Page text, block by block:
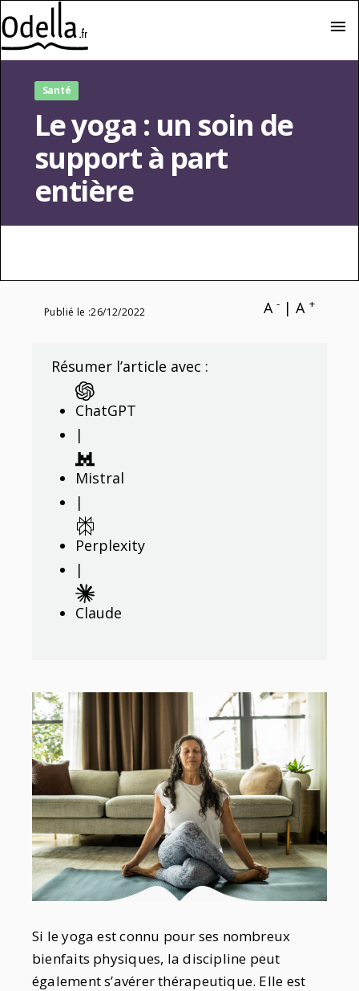
menu
Santé
Le yoga : un soin de
support à part
entière
Publié le :26/12/2022 A - | A +
Résumer l’article avec :
ChatGPT
|
Mistral
|
Perplexity
|
Claude
Si le yoga est connu pour ses nombreux
bienfaits physiques, la discipline peut
également s’avérer thérapeutique. Elle est